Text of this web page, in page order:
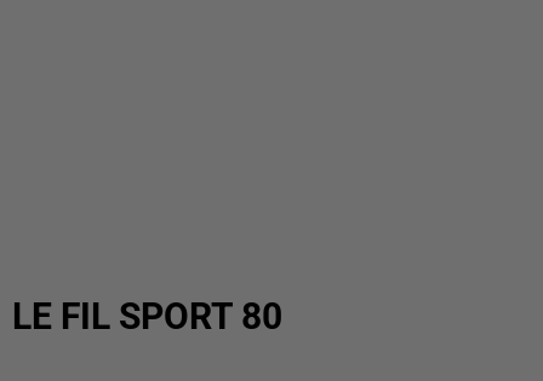
LE FIL SPORT 80